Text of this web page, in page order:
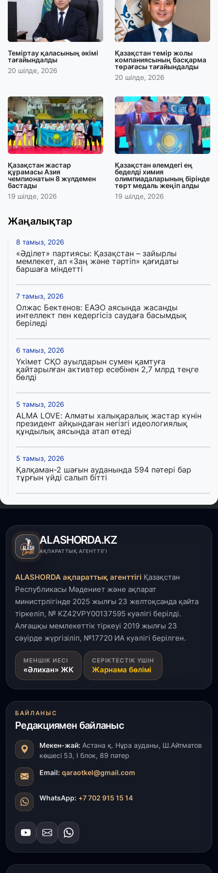
Теміртау қаласының әкімі
тағайындалды
20 шілде, 2026
Қазақстан темір жолы
компаниясының басқарма
төрағасы тағайындалды
20 шілде, 2026
Қазақстан жастар
құрамасы Азия
чемпионатын 8 жүлдемен
бастады
19 шілде, 2026
Қазақстан әлемдегі ең
беделді химия
олимпиадаларының бірінде
төрт медаль жеңіп алды
19 шілде, 2026
Жаңалықтар
8 тамыз, 2026
«Әділет» партиясы: Қазақстан – зайырлы
мемлекет, ал «Заң және тәртіп» қағидаты
баршаға міндетті
7 тамыз, 2026
Олжас Бектенов: ЕАЭО аясында жасанды
интеллект пен кедергісіз саудаға басымдық
беріледі
6 тамыз, 2026
Үкімет СҚО ауылдарын сумен қамтуға
қайтарылған активтер есебінен 2,7 млрд теңге
бөлді
5 тамыз, 2026
ALMA LOVE: Алматы халықаралық жастар күнін
президент айқындаған негізгі идеологиялық
құндылық аясында атап өтеді
5 тамыз, 2026
Қалқаман-2 шағын ауданында 594 пәтері бар
тұрғын үйді салып бітті
4 тамыз, 2026
артады – Үкімет отырысы
3 тамыз, 2026
пайдалануға берілді
3 тамыз, 2026
Қызылордада 300 орындық аурухана,
Президенттік кітапхана және жаңа театр
салынып жатыр
1 тамыз, 2026
Кинопоиск Қазақстан азаматтарының ең
танымал онлайн-кинотеатрына айналды
Ақмола облысындағы кездесуде кәсіпкерлер мен
ұстаздар «Әділет» партиясына өз ұсыныстарын
айтты
31 шілде, 2026
ҚР Президенті Орталық Азия елдеріне
ұзақмерзімді ынтымақтастық жоспарын әзірлеуді
ұсынды
31 шілде, 2026
«Ауыл аманаты»: Түркістанда 30,2 млрд теңгеге
4 223 жоба қаржыландырылды
ALASHORDA.KZ
АҚПАРАТТЫҚ АГЕНТТІГІ
ALASHORDA ақпараттық агенттігі Қазақстан
Республикасы Мәдениет және ақпарат
министрлігінде 2025 жылғы 23 желтоқсанда қайта
тіркеліп, № KZ42VPY00137595 куәлігі берілді.
Алғашқы мемлекеттік тіркеуі 2019 жылғы 23
сәуірде жүргізіліп, №17720 ИА куәлігі берілген.
МЕНШІК ИЕСІ
«Әлихан» ЖК
СЕРІКТЕСТІК ҮШІН
Жарнама бөлімі
БАЙЛАНЫС
Редакциямен байланыс
Мекен-жай: Астана қ. Нұра ауданы, Ш.Айтматов
көшесі 53, І блок, 89 пәтер
Email: qaraotkel@gmail.com
WhatsApp: +7 702 915 15 14